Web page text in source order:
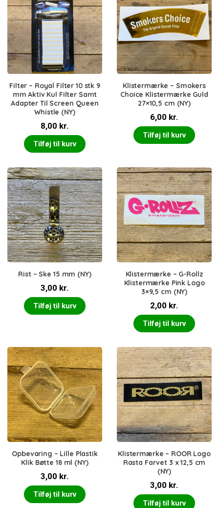
Filter – Royal Filter 10 stk 9
mm Aktiv Kul Filter Samt
Adapter Til Screen Queen
Whistle (NY)
8,00 kr.
Tilføj til kurv
Klistermærke – Smokers
Choice Klistermærke Guld
27×10,5 cm (NY)
6,00 kr.
Tilføj til kurv
Rist – Ske 15 mm (NY)
3,00 kr.
Tilføj til kurv
Klistermærke – G-Rollz
Klistermærke Pink Logo
3×9,5 cm (NY)
2,00 kr.
Tilføj til kurv
Opbevaring – Lille Plastik
Klik Bøtte 18 ml (NY)
3,00 kr.
Tilføj til kurv
Klistermærke – ROOR Logo
Rasta Farvet 3 x 12,5 cm
(NY)
3,00 kr.
Tilføj til kurv